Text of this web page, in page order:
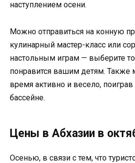
наступлением осени.
Можно отправиться на конную
кулинарный мастер-класс или
настольным играм — выберите
понравится вашим детям. Также
время активно и весело,
бассейне.
Цены в Абхазии в
Осенью, в связи с тем, что